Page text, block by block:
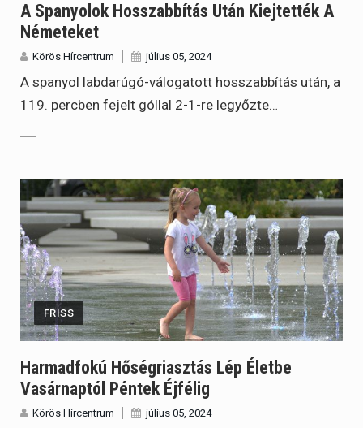
A Spanyolok Hosszabbítás Után Kiejtették A
Németeket
Körös Hírcentrum július 05, 2024
A spanyol labdarúgó-válogatott hosszabbítás után, a
119. percben fejelt góllal 2-1-re legyőzte…
FRISS
Harmadfokú Hőségriasztás Lép Életbe
Vasárnaptól Péntek Éjfélig
Körös Hírcentrum július 05, 2024